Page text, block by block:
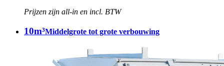
Prijzen zijn all-in en incl. BTW
10m³Middelgrote tot grote verbouwing